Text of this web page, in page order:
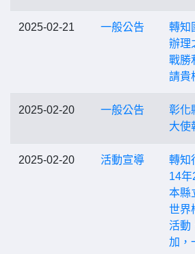
2025-02-21 一般公告
轉知
辦理
戰勝
請貴
2025-02-20 一般公告
彰化
大使
2025-02-20 活動宣導
轉知
14
本縣
世界
活動
加，